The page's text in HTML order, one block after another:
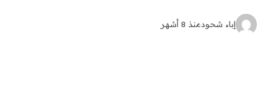
إباء شحودمنذ 8 أشهر